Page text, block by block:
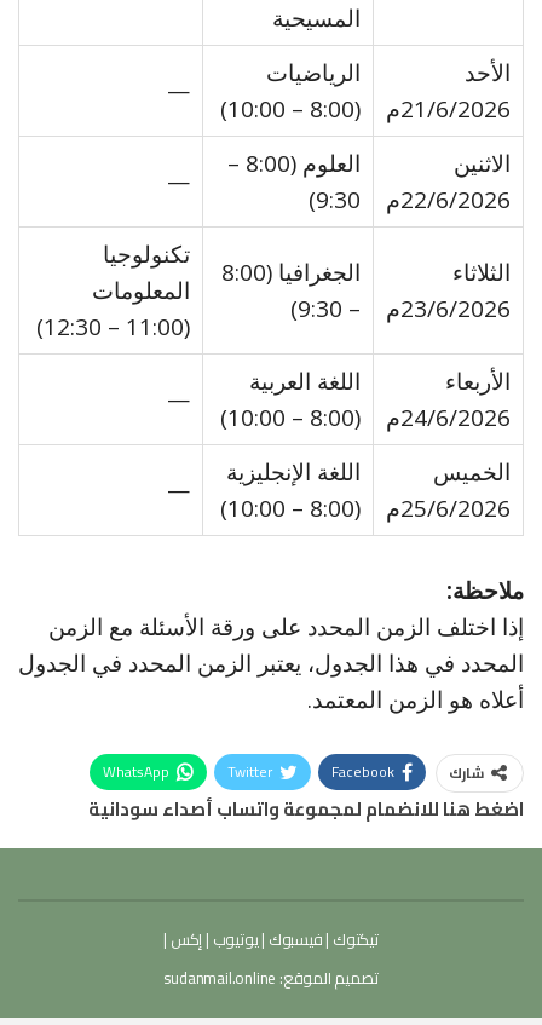
المسيحية
الأحد
21/6/2026م
الرياضيات
(8:00 – 10:00)
—
الاثنين
22/6/2026م
العلوم (8:00 –
9:30)
—
الثلاثاء
23/6/2026م
الجغرافيا (8:00
– 9:30)
تكنولوجيا
المعلومات
(11:00 – 12:30)
الأربعاء
24/6/2026م
اللغة العربية
(8:00 – 10:00)
—
الخميس
25/6/2026م
اللغة الإنجليزية
(8:00 – 10:00)
—
ملاحظة:
إذا اختلف الزمن المحدد على ورقة الأسئلة مع الزمن
المحدد في هذا الجدول، يعتبر الزمن المحدد في الجدول
أعلاه هو الزمن المعتمد.
شارك Facebook
Twitter
WhatsApp
اضغط هنا للانضمام لمجموعة واتساب أصداء سودانية
تيكتوك |فيسبوك |يوتيوب |إكس |
تصميم الموقع: sudanmail.online